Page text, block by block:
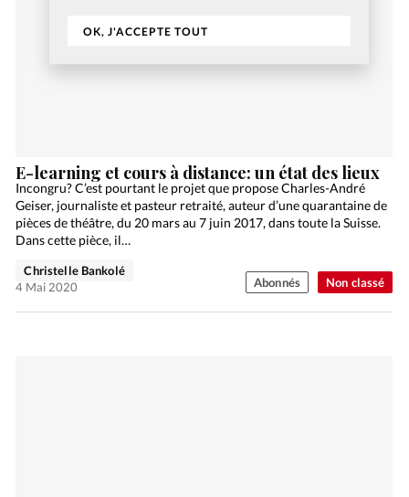
OK, J'ACCEPTE TOUT
Non classé
E-learning et cours à distance: un état des lieux
Incongru? C’est pourtant le projet que propose Charles-André
Geiser, journaliste et pasteur retraité, auteur d’une quarantaine de
pièces de théâtre, du 20 mars au 7 juin 2017, dans toute la Suisse.
Dans cette pièce, il…
Christelle Bankolé
4 Mai 2020
Abonnés